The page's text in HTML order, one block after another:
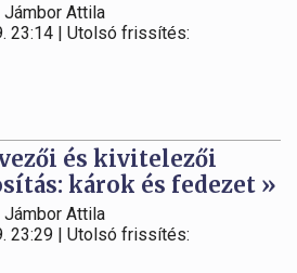
Jámbor Attila
23:14 | Utolsó frissítés:
és kivitelezői
károk és fedezet »
Jámbor Attila
23:29 | Utolsó frissítés: